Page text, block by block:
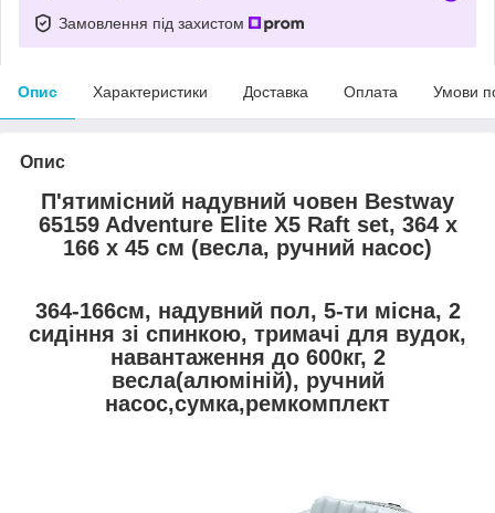
Замовлення під захистом
Опис Характеристики Доставка Оплата Умови
Опис
П'ятимісний надувний човен Bestway
65159 Adventure Elite X5 Raft set, 364 х
166 х 45 см (весла, ручний насос)
364-166см, надувний пол, 5-ти місна, 2
сидіння зі спинкою, тримачі для вудок,
навантаження до 600кг, 2
весла(алюміній), ручний
насос,сумка,ремкомплект